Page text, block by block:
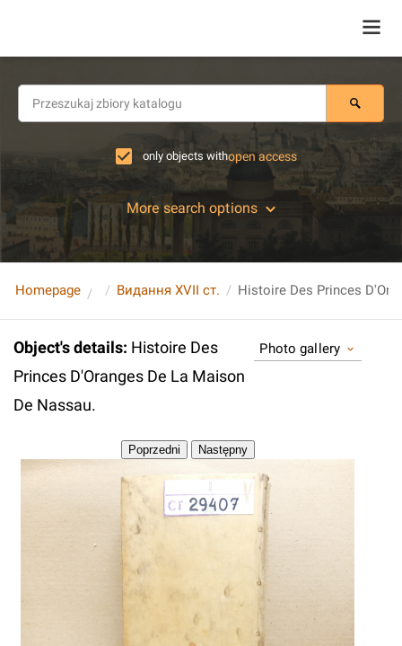
only objects withopen access
More search options
Homepage Видання XVII ст.
Object's details: Histoire Des
Princes D'Oranges De La Maison
De Nassau.
Photo gallery